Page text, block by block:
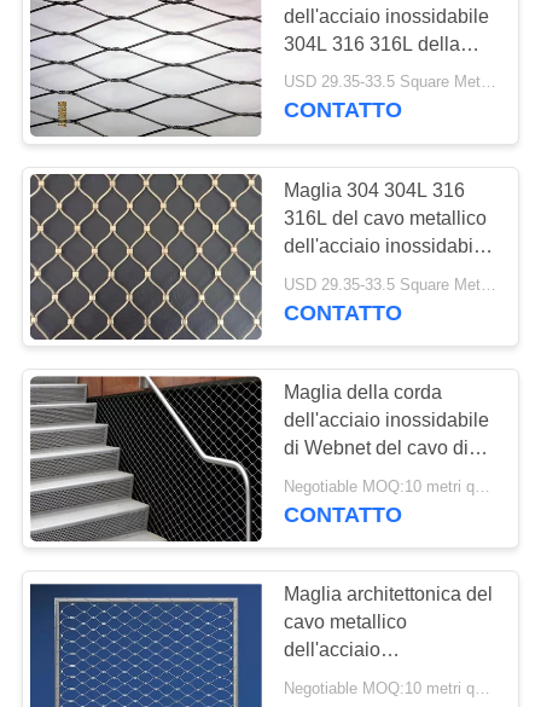
maglia
architettonica
dell'acciaio
inossidabile
Rete di sicurezza
dell'acciaio
inossidabile
17
Rete metallica della
balaustra
32
dell'acciaio inossidabile
304L 316 316L della
sicurezza 304 ha
annodato la maglia della
USD 29.35-33.5 Square Meters MOQ:10 metri quadrati
CONTATTO
Maglia 304 304L 316
316L del cavo metallico
dell'acciaio inossidabile
del puntale per
proteggere
CONTATTO
Maglia della corda
dell'acciaio inossidabile
di Webnet del cavo di
316 Inox per l'inferriata
della balaustra
Negotiable MOQ:10 metri quadrati
CONTATTO
Maglia architettonica del
cavo metallico
dell'acciaio
inossidabile/maglia
Negotiable MOQ:10 metri quadrati